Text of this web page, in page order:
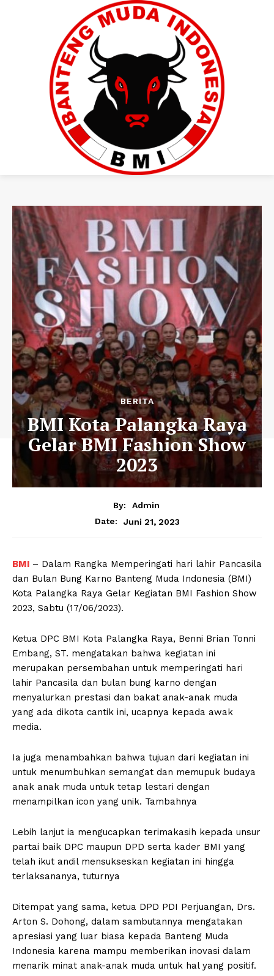
BERITA
BMI Kota Palangka Raya
Gelar BMI Fashion Show
2023
By:
Admin
Date:
Juni 21, 2023
BMI – Dalam Rangka Memperingati hari lahir Pancasila
dan Bulan Bung Karno Banteng Muda Indonesia (BMI)
Kota Palangka Raya Gelar Kegiatan BMI Fashion Show
2023, Sabtu (17/06/2023).
Ketua DPC BMI Kota Palangka Raya, Benni Brian Tonni
Embang, ST. mengatakan bahwa kegiatan ini
merupakan persembahan untuk memperingati hari
lahir Pancasila dan bulan bung karno dengan
menyalurkan prestasi dan bakat anak-anak muda
yang ada dikota cantik ini, ucapnya kepada awak
media.
Ia juga menambahkan bahwa tujuan dari kegiatan ini
untuk menumbuhkan semangat dan memupuk budaya
anak anak muda untuk tetap lestari dengan
menampilkan icon yang unik. Tambahnya
Lebih lanjut ia mengucapkan terimakasih kepada unsur
partai baik DPC maupun DPD serta kader BMI yang
telah ikut andil mensukseskan kegiatan ini hingga
terlaksananya, tuturnya
Ditempat yang sama, ketua DPD PDI Perjuangan, Drs.
Arton S. Dohong, dalam sambutannya mengatakan
apresiasi yang luar biasa kepada Banteng Muda
Indonesia karena mampu memberikan inovasi dalam
menarik minat anak-anak muda untuk hal yang positif.